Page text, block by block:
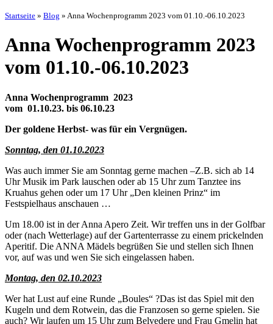
Startseite » Blog » Anna Wochenprogramm 2023 vom 01.10.-06.10.2023
Anna Wochenprogramm 2023
vom 01.10.-06.10.2023
Anna Wochenprogramm 2023
vom 01.10.23. bis 06.10.23
Der goldene Herbst- was für ein Vergnügen.
Sonntag, den 01.10.2023
Was auch immer Sie am Sonntag gerne machen –Z.B. sich ab 14
Uhr Musik im Park lauschen oder ab 15 Uhr zum Tanztee ins
Kruahus gehen oder um 17 Uhr „Den kleinen Prinz“ im
Festspielhaus anschauen …
Um 18.00 ist in der Anna Apero Zeit. Wir treffen uns in der Golfbar
oder (nach Wetterlage) auf der Gartenterrasse zu einem prickelnden
Aperitif. Die ANNA Mädels begrüßen Sie und stellen sich Ihnen
vor, auf was und wen Sie sich eingelassen haben.
Montag, den 02.10.2023
Wer hat Lust auf eine Runde „Boules“ ?Das ist das Spiel mit den
Kugeln und dem Rotwein, das die Franzosen so gerne spielen. Sie
auch? Wir laufen um 15 Uhr zum Belvedere und Frau Gmelin hat